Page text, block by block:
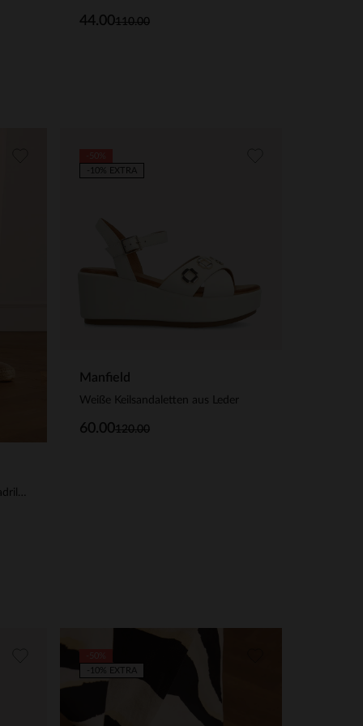
110.00
44.00
Taupefarbene Veloursleder-Espadrilles mit Kette
Manfield
Weiße Keilsandaletten aus Leder
120.00
60.00
-10% EXTRA
-10% EXTRA